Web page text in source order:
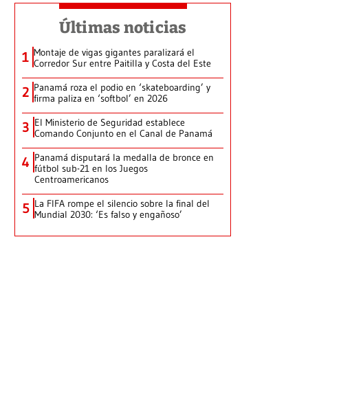
Últimas noticias
1 Montaje de vigas gigantes paralizará el
Corredor Sur entre Paitilla y Costa del Este
2 Panamá roza el podio en ‘skateboarding’ y
firma paliza en ‘softbol’ en 2026
3 El Ministerio de Seguridad establece
Comando Conjunto en el Canal de Panamá
4 Panamá disputará la medalla de bronce en
fútbol sub-21 en los Juegos
Centroamericanos
5 La FIFA rompe el silencio sobre la final del
Mundial 2030: ‘Es falso y engañoso’